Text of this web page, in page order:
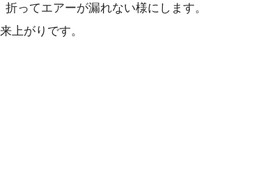
ってエアーが漏れない様にします。
上がりです。